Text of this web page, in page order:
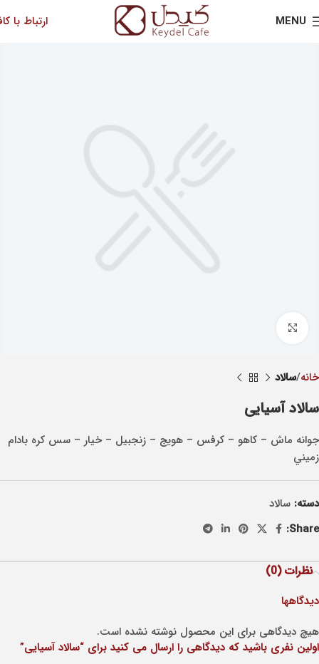
MENU ارتباط با
خانه سالاد
سالاد آسیایی
جوانه ماش – کاهو – کرفس – هويج – زنجبيل – خيار – سس کره بادام
زميني
دسته: سالاد
Share:
نظرات (0)
دیدگاهها
هیچ دیدگاهی برای این محصول نوشته نشده است.
اولین نفری باشید که دیدگاهی را ارسال می کنید برای “سالاد آسیایی”